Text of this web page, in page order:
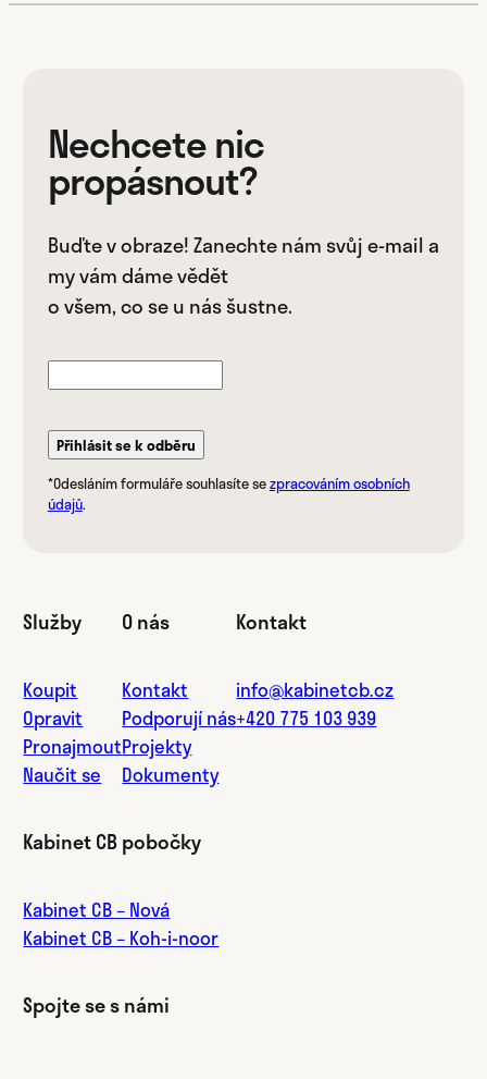
Nechcete nic
propásnout?
Buďte v obraze! Zanechte nám svůj e-mail a
my vám dáme vědět
o všem, co se u nás šustne.
Přihlásit se k odběru
*Odesláním formuláře souhlasíte sezpracováním osobních
údajů.
Služby
Koupit
Opravit
Pronajmout
Naučit se
O nás
Kontakt
Podporují nás
Projekty
Dokumenty
Kontakt
info@kabinetcb.cz
+420 775 103 939
Kabinet CB pobočky
Kabinet CB – Nová
Kabinet CB – Koh-i-noor
Spojte se s námi